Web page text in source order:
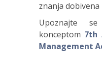
znanja dobivena
Upoznajte
konceptom 7th
Management